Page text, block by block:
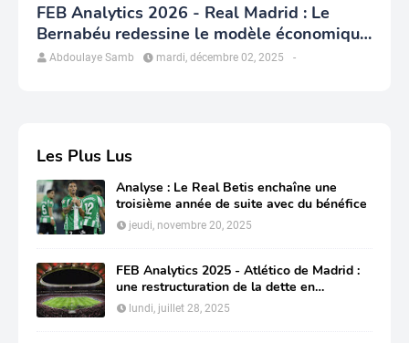
FEB Analytics 2026 - Real Madrid : Le
Bernabéu redessine le modèle économique
du club
Abdoulaye Samb -
mardi, décembre 02, 2025
Les Plus Lus
Analyse : Le Real Betis enchaîne une
troisième année de suite avec du bénéfice
jeudi, novembre 20, 2025
FEB Analytics 2025 - Atlético de Madrid :
une restructuration de la dette en
profondeur pour préserver sa compétitivité
lundi, juillet 28, 2025